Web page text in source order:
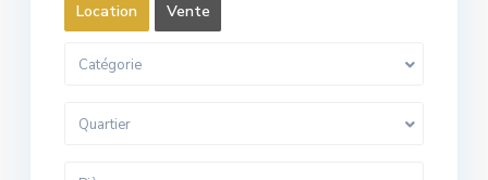
Location Vente
Catégorie
Quartier